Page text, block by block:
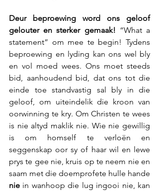
Deur beproewing word ons geloof
gelouter en sterker gemaak! “What a
statement” om mee te begin! Tydens
beproewing en lyding kan ons wel bly
en vol moed wees. Ons moet steeds
bid, aanhoudend bid, dat ons tot die
einde toe standvastig sal bly in die
geloof, om uiteindelik die kroon van
oorwinning te kry. Om Christen te wees
is nie altyd maklik nie. Wie nie gewillig
is om homself te verloën en
seggenskap oor sy of haar wil en lewe
prys te gee nie, kruis op te neem nie en
nie in wanhoop die lug ingooi nie, kan